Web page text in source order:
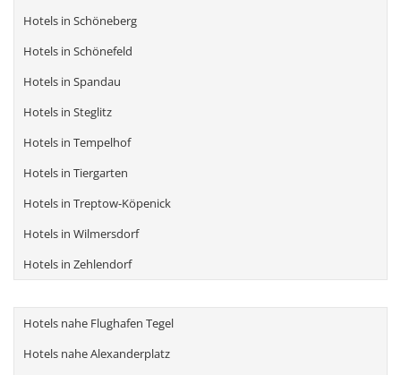
Hotels in Schöneberg
Hotels in Schönefeld
Hotels in Spandau
Hotels in Steglitz
Hotels in Tempelhof
Hotels in Tiergarten
Hotels in Treptow-Köpenick
Hotels in Wilmersdorf
Hotels in Zehlendorf
Hotels nahe Flughafen Tegel
Hotels nahe Alexanderplatz